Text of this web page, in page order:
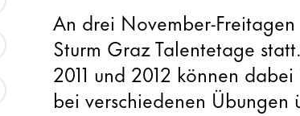
An drei November-
Sturm Graz Talentetage
2011 und 2012 können
bei verschiedenen Übungen